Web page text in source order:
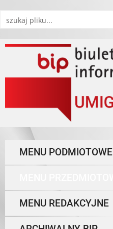
MENU PODMIOTOWE
MENU REDAKCYJNE